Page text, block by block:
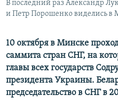
В последний раз Александр
и Петр Порошенко виделись в
10 октября в Минске
саммита стран СНГ, на
главы всех государств
президента Украины.
председательство в СНГ в